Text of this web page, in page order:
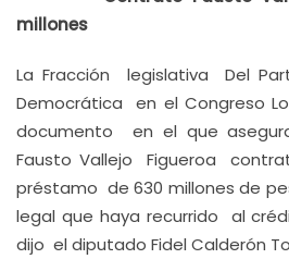
millones
La Fracción legislativa Del
Democrática en el Congreso
documento en el que
Fausto Vallejo Figueroa
préstamo de 630 millones de
legal que haya recurrido al
dijo el diputado Fidel Calderón